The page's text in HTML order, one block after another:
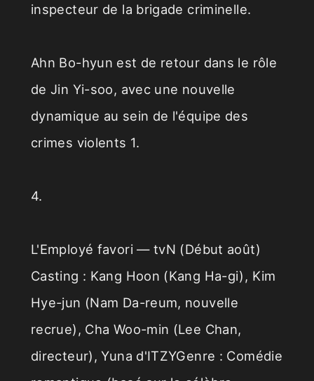
inspecteur de la brigade criminelle.
Ahn Bo-hyun est de retour dans le rôle
de Jin Yi-soo, avec une nouvelle
dynamique au sein de l'équipe des
crimes violents 1.
4.
L'Employé favori — tvN (Début août)
Casting : Kang Hoon (Kang Ha-gi), Kim
Hye-jun (Nam Da-reum, nouvelle
recrue), Cha Woo-min (Lee Chan,
directeur), Yuna d'ITZYGenre : Comédie